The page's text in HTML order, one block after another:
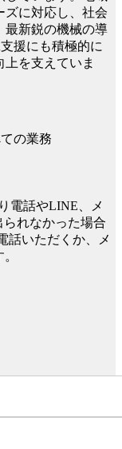
ズに対応し、社会
最新鋭の機械の導
援にも積極的に
を支えていま
の業務
電話やLINE、メ
られなかった場合
話いただくか、メ